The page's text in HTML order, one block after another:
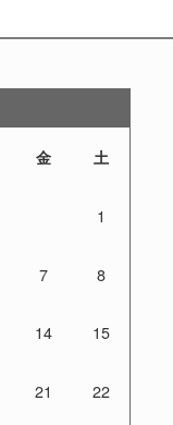
金 土
1
7 8
14 15
21 22